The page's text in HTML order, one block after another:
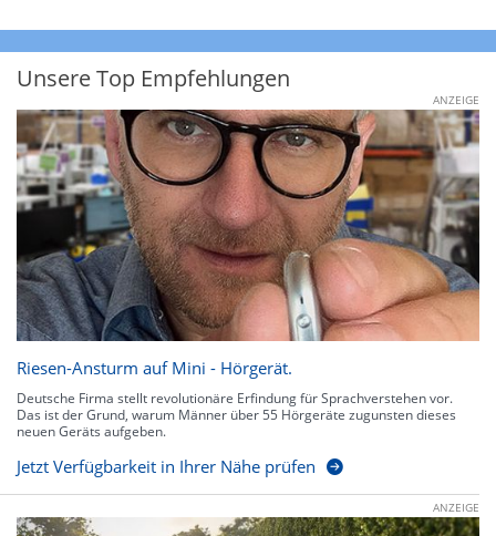
Unsere Top Empfehlungen
ANZEIGE
Riesen-Ansturm auf Mini - Hörgerät.
Deutsche Firma stellt revolutionäre Erfindung für Sprachverstehen vor.
Das ist der Grund, warum Männer über 55 Hörgeräte zugunsten dieses
neuen Geräts aufgeben.
Jetzt Verfügbarkeit in Ihrer Nähe prüfen
ANZEIGE